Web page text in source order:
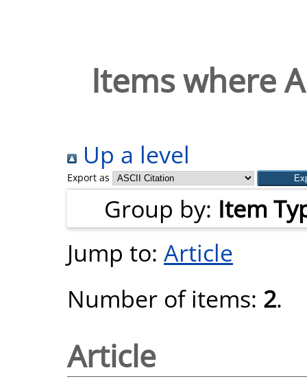
Items where
Up a level
Export as
Group by: Item
Jump to: Article
Number of items: 2.
Article